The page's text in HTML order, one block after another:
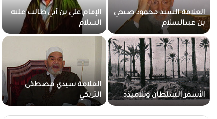
العلامة السيد محمود صبحي
بن عبدالسلام
الإمام علي بن أبي طالب عليه
السلام
الأسمر السلطان وتلاميذه
العلامة سيدي مصطفى
التريكي